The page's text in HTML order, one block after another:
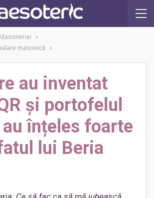
masonică
au inventat
și portofelul
înțeles foarte
lui Beria